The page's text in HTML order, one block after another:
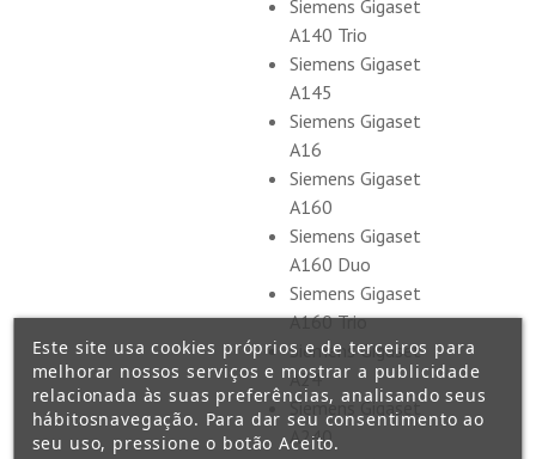
Siemens Gigaset
A140 Trio
Siemens Gigaset
A145
Siemens Gigaset
A16
Siemens Gigaset
A160
Siemens Gigaset
A160 Duo
Siemens Gigaset
A160 Trio
Siemens Gigaset
A24
Siemens Gigaset
A240
Este site usa cookies próprios e de terceiros para
melhorar nossos serviços e mostrar a publicidade
relacionada às suas preferências, analisando seus
hábitosnavegação. Para dar seu consentimento ao
seu uso, pressione o botão Aceito.